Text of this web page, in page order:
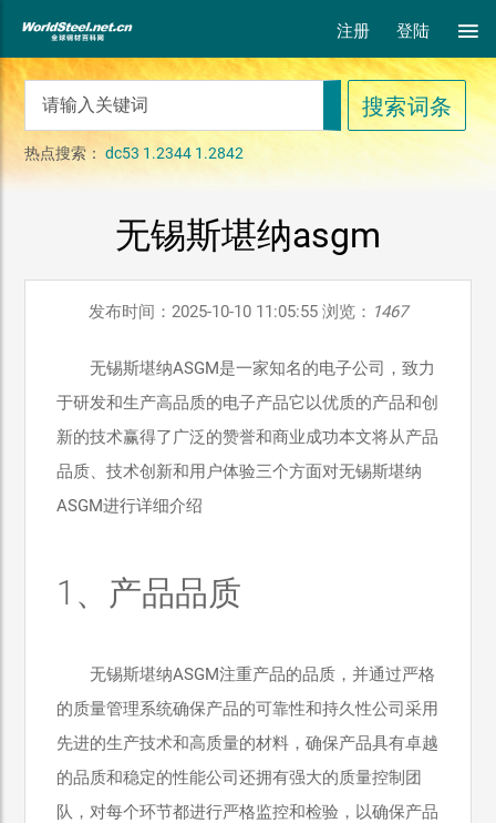
注册 登陆
热点搜索：dc53 1.2344 1.2842
无锡斯堪纳asgm
发布时间：2025-10-10 11:05:55 浏览： 1467
无锡斯堪纳ASGM是一家知名的电子公司，致力
于研发和生产高品质的电子产品它以优质的产品和创
新的技术赢得了广泛的赞誉和商业成功本文将从产品
品质、技术创新和用户体验三个方面对无锡斯堪纳
ASGM进行详细介绍
1、产品品质
无锡斯堪纳ASGM注重产品的品质，并通过严格
的质量管理系统确保产品的可靠性和持久性公司采用
先进的生产技术和高质量的材料，确保产品具有卓越
的品质和稳定的性能公司还拥有强大的质量控制团
队，对每个环节都进行严格监控和检验，以确保产品